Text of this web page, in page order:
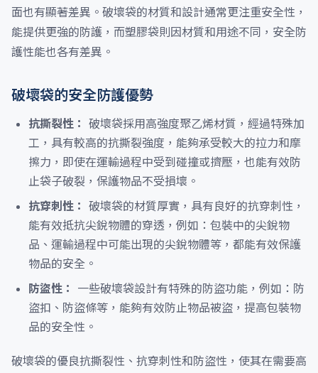
面也有顯著差異。破壞袋的材質和設計通常更注重安全性，
能提供更強的防護，而塑膠袋則因材質和用途不同，安全防
護性能也各有差異。
破壞袋的安全防護優勢
抗撕裂性： 破壞袋採用高強度聚乙烯材質，經過特殊加
工，具有較高的抗撕裂強度，能夠承受較大的拉力和摩
擦力，即使在運輸過程中受到碰撞或擠壓，也能有效防
止袋子破裂，保護物品不受損壞。
抗穿刺性： 破壞袋的材質厚實，具有良好的抗穿刺性，
能有效抵抗尖銳物體的穿透，例如：包裝中的尖銳物
品、運輸過程中可能出現的尖銳物體等，都能有效保護
物品的安全。
防盜性：
一些破壞袋設計有特殊的防盜功能，例如：防
盜扣、防盜條等，能夠有效防止物品被盜，提高包裝物
品的安全性。
破壞袋的優良抗撕裂性、抗穿刺性和防盜性，使其在需要高